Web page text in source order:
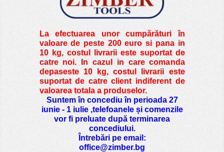
La efectuarea unor cumpărături în
valoare de peste200 euro si pana in
10 kg, costul livrarii este suportat de
catre noi. In cazul in care comanda
depaseste 10 kg, costul livrarii este
suportat de catre client indiferent de
valoarea totala a produselor.
Suntem în concediu în perioada 27
iunie - 1 iulie ,telefoanele și comenzile
vor fi preluate după terminarea
concediului.
Întrebări pe email:
office@zimber.bg